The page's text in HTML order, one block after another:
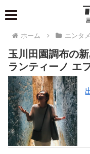
ホーム エンタメ
玉川田園調布の
ランティーノ エ